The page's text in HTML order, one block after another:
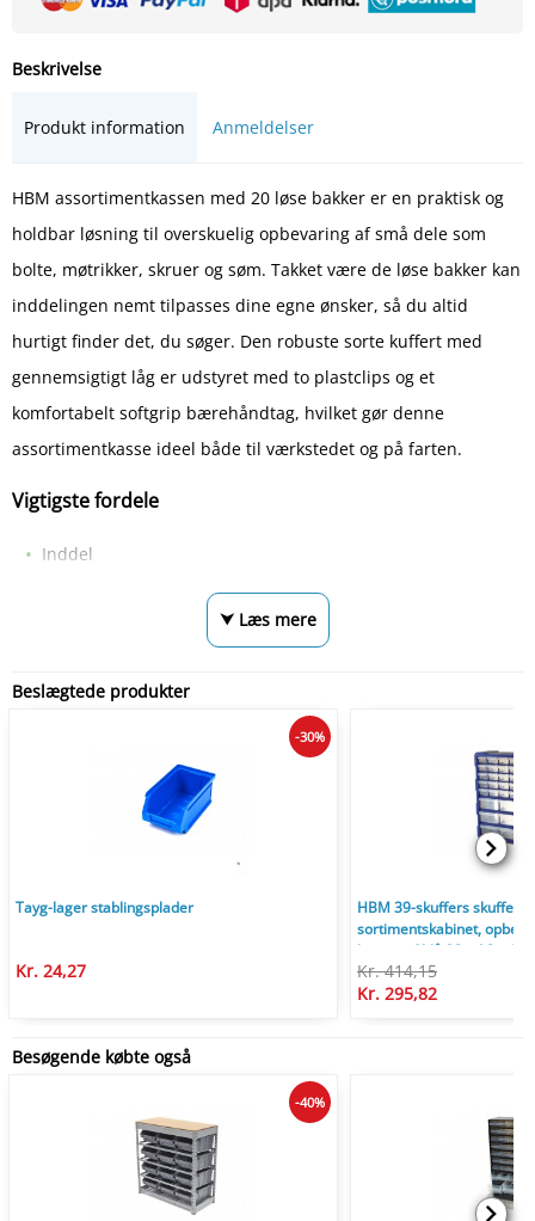
Beskrivelse
Produkt information Anmeldelser
HBM assortimentkassen med 20 løse bakker er en praktisk og
holdbar løsning til overskuelig opbevaring af små dele som
bolte, møtrikker, skruer og søm. Takket være de løse bakker kan
inddelingen nemt tilpasses dine egne ønsker, så du altid
hurtigt finder det, du søger. Den robuste sorte kuffert med
gennemsigtigt låg er udstyret med to plastclips og et
komfortabelt softgrip bærehåndtag, hvilket gør denne
assortimentkasse ideel både til værkstedet og på farten.
Vigtigste fordele
Inddel
⮟ Læs mere
Beslægtede produkter
Tayg-lager stablingsplader
Kr. 24,27
-30%
HBM 39-skuffers
sortimentskabinet,
kunststof blå 38 x 16 x 47
Kr. 414,15
Kr. 295,82
Besøgende købte også
-40%